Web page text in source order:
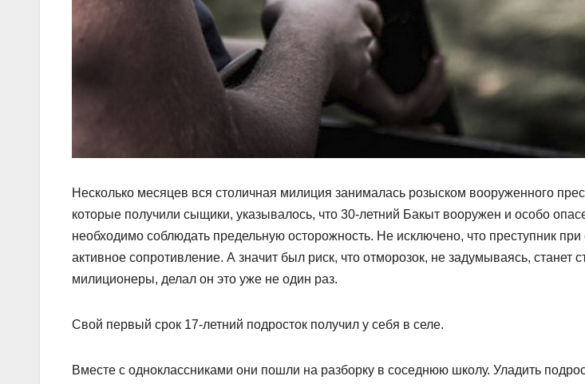
Несколько месяцев вся столичная милиция занималась розыском вооруженного
которые получили сыщики, указывалось, что 30-летний Бакыт вооружен и особо
необходимо соблюдать предельную осторожность. Не исключено, что преступник
активное сопротивление. А значит был риск, что отморозок, не задумываясь, станет
милиционеры, делал он это уже не один раз.
Свой первый срок 17-летний подросток получил у себя в селе.
Вместе с одноклассниками они пошли на разборку в соседнюю школу. Уладить